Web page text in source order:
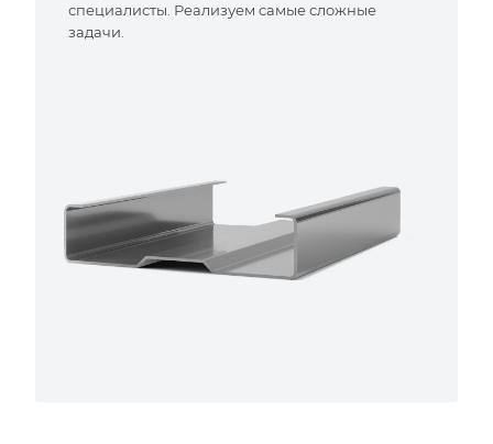
специалисты. Реализуем самые сложные
задачи.